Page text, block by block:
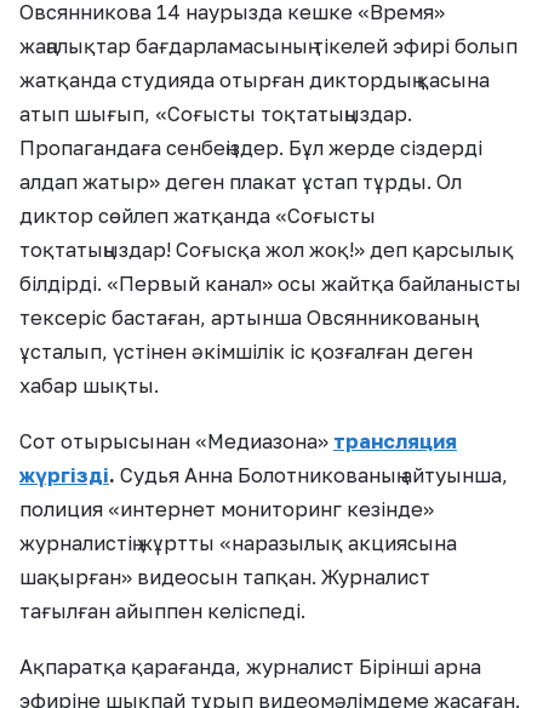
Овсянникова 14 наурызда кешке «Время»
жаңалықтар бағдарламасының тікелей эфирі болып
жатқанда студияда отырған диктордың қасына
атып шығып, «Соғысты тоқтатыңыздар.
Пропагандаға сенбеңіздер. Бұл жерде сіздерді
алдап жатыр» деген плакат ұстап тұрды. Ол
диктор сөйлеп жатқанда «Соғысты
тоқтатыңыздар! Соғысқа жол жоқ!» деп қарсылық
білдірді. «Первый канал» осы жайтқа байланысты
тексеріс бастаған, артынша Овсянникованың
ұсталып, үстінен әкімшілік іс қозғалған деген
хабар шықты.
Сот отырысынан «Медиазона» трансляция
жүргізді. Судья Анна Болотникованың айтуынша,
полиция «интернет мониторинг кезінде»
журналистің жұртты «наразылық акциясына
шақырған» видеосын тапқан. Журналист
тағылған айыппен келіспеді.
Ақпаратқа қарағанда, журналист Бірінші арна
эфиріне шықпай тұрып видеомәлімдеме жасаған.